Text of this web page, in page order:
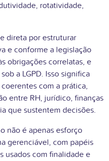
rotatividade,
direta por estruturar
e conforme a legislação
obrigações correlatas, e
a LGPD. Isso significa
com a prática,
entre RH, jurídico, finanças
que sustentem decisões.
não é apenas esforço
gerenciável, com papéis
usados com finalidade e